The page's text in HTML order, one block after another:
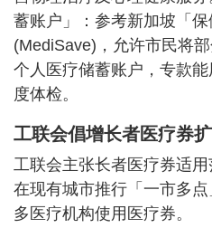
蓄账户」：参考新加坡「保
(MediSave)，允许市民将
个人医疗储蓄账户，专款
度体检。
工联会倡增长者医疗券
工联会主张长者医疗券适
在现有城市推行「一市多
多医疗机构使用医疗券。